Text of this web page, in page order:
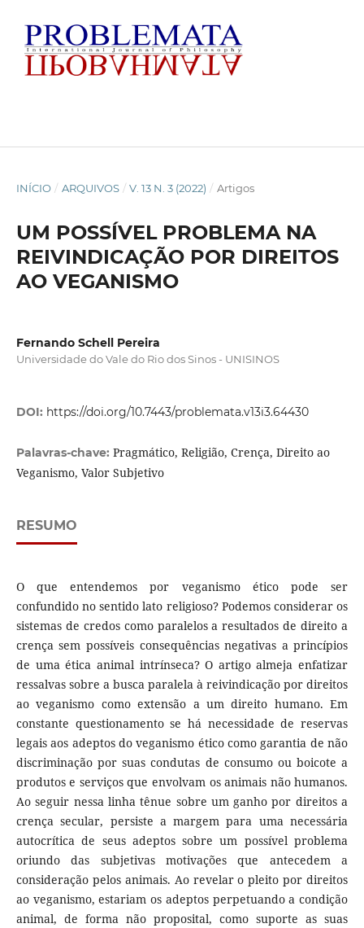
INÍCIO / ARQUIVOS / V. 13 N. 3 (2022) / Artigos
UM POSSÍVEL PROBLEMA NA
REIVINDICAÇÃO POR DIREITOS
AO VEGANISMO
Fernando Schell Pereira
Universidade do Vale do Rio dos Sinos - UNISINOS
DOI: https://doi.org/10.7443/problemata.v13i3.64430
Palavras-chave: Pragmático, Religião, Crença, Direito ao
Veganismo, Valor Subjetivo
RESUMO
O que entendemos por veganismo ético pode ser
confundido no sentido lato religioso? Podemos considerar os
sistemas de credos como paralelos a resultados de direito a
crença sem possíveis consequências negativas a princípios
de uma ética animal intrínseca? O artigo almeja enfatizar
ressalvas sobre a busca paralela à reivindicação por direitos
ao veganismo como extensão a um direito humano. Em
constante questionamento se há necessidade de reservas
legais aos adeptos do veganismo ético como garantia de não
discriminação por suas condutas de consumo ou boicote a
produtos e serviços que envolvam os animais não humanos.
Ao seguir nessa linha tênue sobre um ganho por direitos a
crença secular, persiste a margem para uma necessária
autocrítica de seus adeptos sobre um possível problema
oriundo das subjetivas motivações que antecedem a
consideração pelos animais. Ao revelar o pleito por direitos
ao veganismo, estariam os adeptos perpetuando a condição
animal, de forma não proposital, como suporte as suas